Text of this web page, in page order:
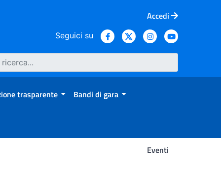
Accedi
Seguici su
trasparente Bandi di gara
Eventi